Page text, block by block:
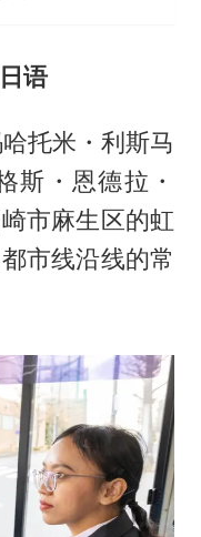
语
托米・利斯马
斯・恩德拉・
市麻生区的虹
市线沿线的常